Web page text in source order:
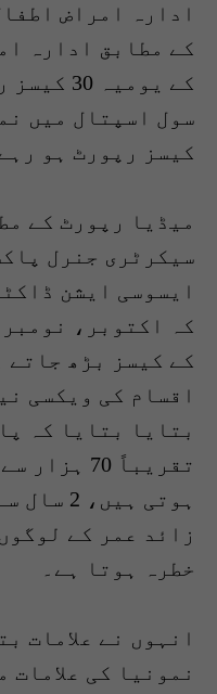
ادارہ امراض
کے مطابق ادارہ
کے
کیسز رپورٹ ہو رہے
میڈیا رپورٹ کے
سیکرٹری جنرل
ایسوسی ایشن
کہ اکتوبر،
کے کیسز بڑھ جاتے
اقسام کی ویکسی
بتایا بتایا کہ
تقریباً
زائد عمر کے
خطرہ ہوتا ہے۔
انہوں نے علامات
نمونیا کی علامات